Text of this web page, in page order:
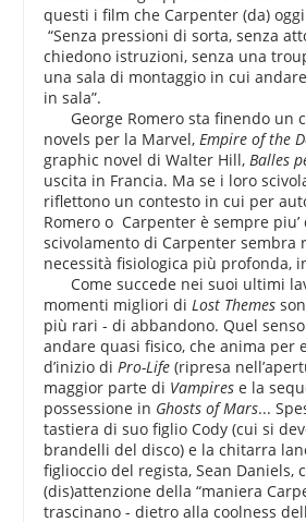
questi i film che Carpenter (da)
“Senza pressioni di sorta, senza
chiedono istruzioni, senza una
una sala di montaggio in cui
in sala”.
George Romero sta finendo un
novels per la Marvel,Empire of the
graphic novel di Walter Hill,Balles
uscita in Francia. Ma se i loro
riflettono un contesto in cui per
Romero o Carpenter è sempre
scivolamento di Carpenter sembra
necessità fisiologica più profonda,
Come succede nei suoi ultimi
momenti migliori diLost Themes
più rari - di abbandono. Quel
andare quasi fisico, che anima per
d’inizio diPro-Life (ripresa
maggior parte di Vampires e la
possessione in Ghosts of Mars...
tastiera di suo figlio Cody (cui si
brandelli del disco) e la chitarra
figlioccio del regista, Sean Daniels,
(dis)attenzione della “maniera
trascinano - dietro alla coolness